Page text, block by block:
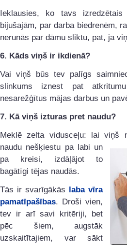
Ieklausies, ko tavs
bijušajām, par darba biedrenēm,
nerunās par dāmu sliktu, pat, ja
6. Kāds viņš ir ikdienā?
Vai viņš būs tev palīgs
slinkums iznest pat
nesarežģītus mājas darbus un
7. Kā viņš izturas pret naudu?
Meklē zelta vidusceļu: lai viņš
naudu nešķiestu pa labi un
pa kreisi, izdāļājot to
bagātīgi tējas naudās.
Tās ir svarīgākās
laba vīra
pamatīpašības. Droši vien,
tev ir arī savi kritēriji, bet
pēc šiem, augstāk
uzskaitītajiem, var sākt